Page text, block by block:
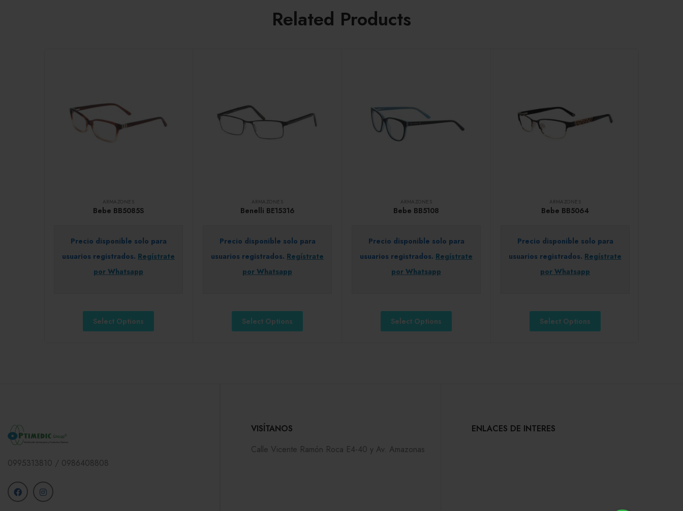
Related Products
ARMAZONES
Bebe BB5085S
Precio disponible solo para
usuarios registrados. Regístrate
por Whatsapp
Select Options
ARMAZONES
Benelli BE15316
Precio disponible solo para
usuarios registrados. Regístrate
por Whatsapp
Select Options
ARMAZONES
Bebe BB5108
Precio disponible solo para
usuarios registrados. Regístrate
por Whatsapp
Select Options
ARMAZONES
Bebe BB5064
Precio disponible solo para
usuarios registrados. Regístrate
por Whatsapp
Select Options
0995313810 / 0986408808
VISÍTANOS
Calle Vicente Ramón Roca E4-40 y Av. Amazonas
ENLACES DE INTERES